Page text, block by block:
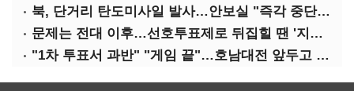
북, 단거리 탄도미사일 발사…안보실 "즉각 중단 촉구"
문제는 전대 이후…선호투표제로 뒤집힐 땐 '지지층 불복'
"1차 투표서 과반" "게임 끝"…호남대전 앞두고 '충돌'